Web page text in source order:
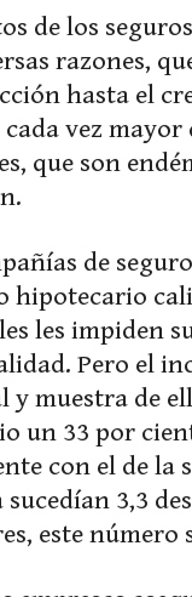
de los
razones,
hasta el
vez
que son
de
hipotecario
les impiden
Pero el
y muestra de
un 33 por
con el de la
sucedían 3,3
este número